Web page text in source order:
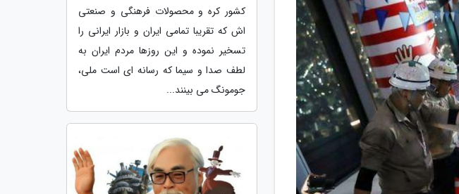
کشور کره و محصولات فرهنگی و صنعتی
اش که تقریبا تمامی ایران و بازار ایرانی را
تسخیر نموده و این روزها مردم ایران به
لطف صدا و سیما که رسانه ای است ملی،
جومونگ می بینند...